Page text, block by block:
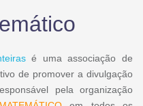
é uma associação de
de promover a divulgação
pela organização